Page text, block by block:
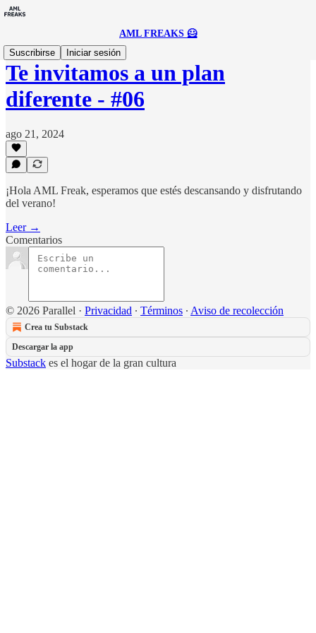
AML FREAKS 🦸
Suscribirse
Iniciar sesión
Te invitamos a un plan
diferente - #06
ago 21, 2024
¡Hola AML Freak, esperamos que estés descansando y disfrutando
del verano!
Leer →
Comentarios
© 2026 Parallel · Privacidad ∙ Términos ∙ Aviso de recolección
Crea tu Substack
Descargar la app
Substack es el hogar de la gran cultura